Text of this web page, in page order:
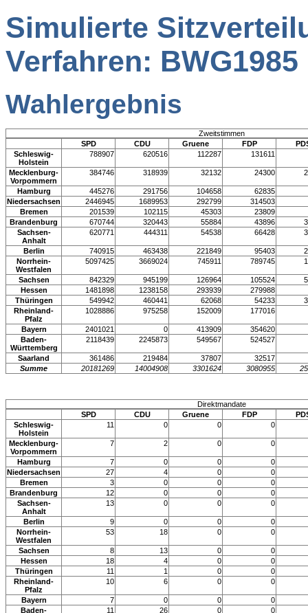
Simulierte
Verfahren: BWG1985
Wahlergebnis
Zweitstimmen
SPD
CDU Gruene FDP
Schleswig-
Holstein
788907 620516 112287 131611
Mecklenburg-
Vorpommern
384746 318939 32132 24300
Hamburg 445276 291756 104658
62835
Niedersachsen
2446945 1689953 292799
314503
Bremen
201539 102115 45303
23809
Brandenburg
670744 320443 55884 43896
Sachsen-
Anhalt
620771 444311 54538 66428
Berlin 740915 463438 221849 95403
Norrhein-
Westfalen
5097425 3669024 745911 789745
Sachsen 842329 945199 126964 105524
Hessen
1481898 1238158 293939
279988
Thüringen
549942 460441 62068 54233
Rheinland-
Pfalz
1028886 975258 152009 177016
Bayern 2401021 0 413909
354620
Baden-
Württemberg
2118439 2245873 549567 524527
Saarland 361486 219484 37807
32517
Summe
20181269 14004908 3301624 3080955
Direktmandate
SPD
CDU Gruene FDP
Schleswig-
Holstein
11 0 0 0
Mecklenburg-
Vorpommern
7 2 0 0
Hamburg 7 0 0
0
Niedersachsen
27 4 0
0
Bremen
3 0 0
0
Brandenburg
12 0 0
0
Sachsen-
Anhalt
13 0 0 0
Berlin 9 0 0
0
Norrhein-
Westfalen
53 18 0 0
Sachsen 8 13 0
0
Hessen
18 4 0
0
Thüringen
11 1 0
0
Rheinland-
Pfalz
10 6 0 0
Bayern 7 0 0
0
Baden-
11 26 0 0